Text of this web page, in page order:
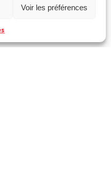
Voir les préférences